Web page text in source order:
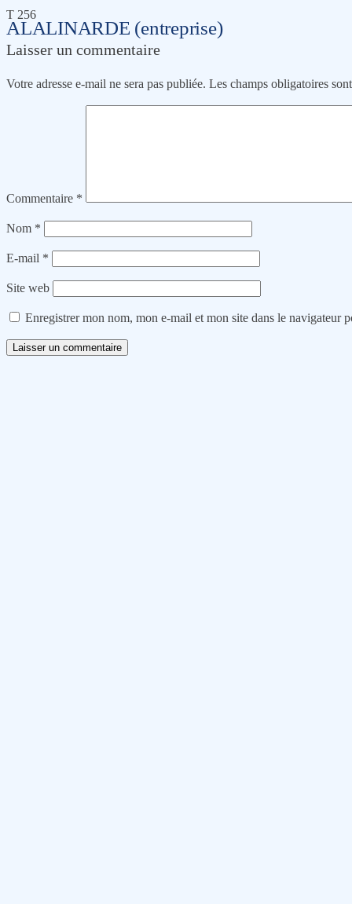
ALALINARDE (entreprise)
T 256
Laisser un commentaire
Votre adresse e-mail ne sera pas publiée. Les champs obligatoires
Commentaire *
Nom *
E-mail *
Site web
Enregistrer mon nom, mon e-mail et mon site dans le navigateur